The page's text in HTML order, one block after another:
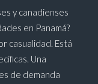
y canadienses
en Panamá?
casualidad. Está
Una
de demanda